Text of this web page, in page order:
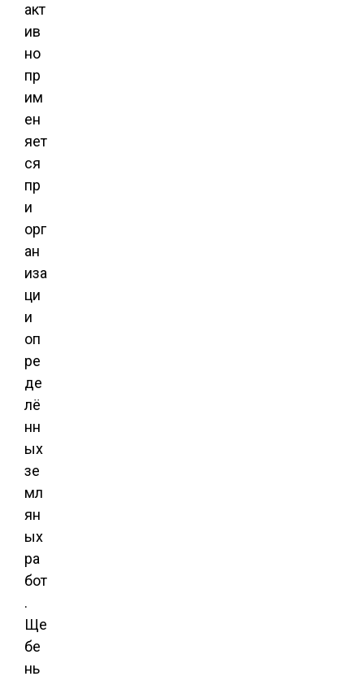
акт
ив
но
пр
им
ен
яет
ся
пр
и
орг
ан
иза
ци
и
оп
ре
де
лё
нн
ых
зе
мл
ян
ых
ра
бот
.
Ще
бе
нь